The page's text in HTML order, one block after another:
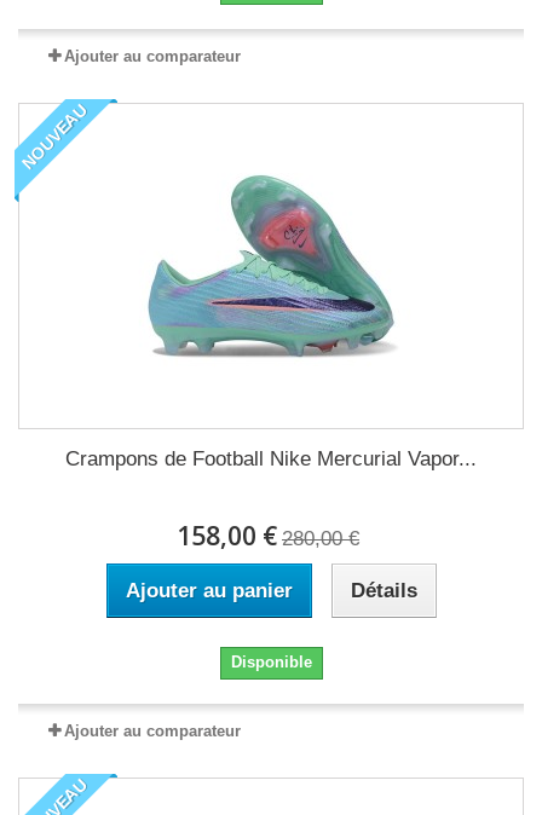
Ajouter au comparateur
NOUVEAU
Crampons de Football Nike Mercurial Vapor...
158,00 € 280,00 €
Ajouter au panier Détails
Disponible
Ajouter au comparateur